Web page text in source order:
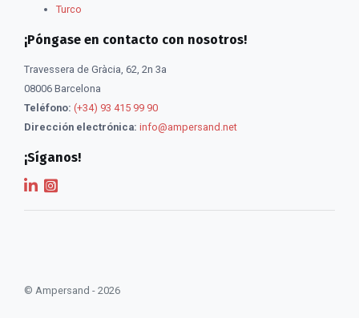
Turco
¡Póngase en contacto con nosotros!
Travessera de Gràcia, 62, 2n 3a
08006 Barcelona
Teléfono: (+34) 93 415 99 90
Dirección electrónica: info@ampersand.net
¡Síganos!
© Ampersand - 2026